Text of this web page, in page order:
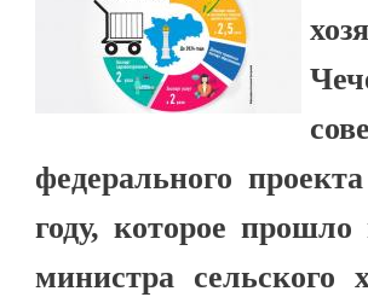
федерального
году, которое прошло
министра сельского